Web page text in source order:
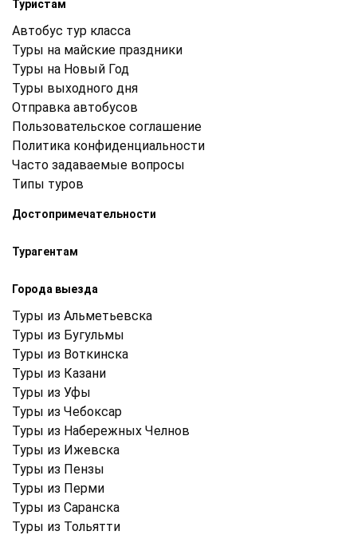
Туристам
Автобус тур класса
Туры на майские праздники
Туры на Новый Год
Туры выходного дня
Отправка автобусов
Пользовательское соглашение
Политика конфиденциальности
Часто задаваемые вопросы
Типы туров
Достопримечательности
Турагентам
Города выезда
Туры из Альметьевска
Туры из Бугульмы
Туры из Воткинска
Туры из Казани
Туры из Уфы
Туры из Чебоксар
Туры из Набережных Челнов
Туры из Ижевска
Туры из Пензы
Туры из Перми
Туры из Саранска
Туры из Тольятти